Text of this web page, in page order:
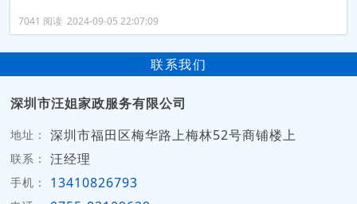
7041 阅读 2024-09-05 22:07:09
联系我们
深圳市汪姐家政服务有限公司
地址： 深圳市福田区梅华路上梅林52号商铺楼上
联系： 汪经理
手机： 13410826793